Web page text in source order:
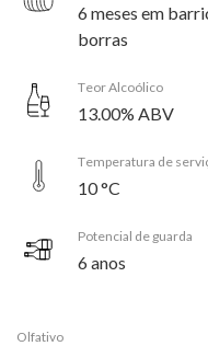
6 meses em
borras
Teor Alcoólico
13.00% ABV
Temperatura de
10 °C
Potencial de guarda
6 anos
Olfativo